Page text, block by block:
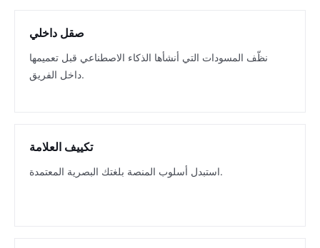
صقل داخلي
نظّف المسودات التي أنشأها الذكاء الاصطناعي قبل تعميمها
داخل الفريق.
تكييف العلامة
استبدل أسلوب المنصة بلغتك البصرية المعتمدة.